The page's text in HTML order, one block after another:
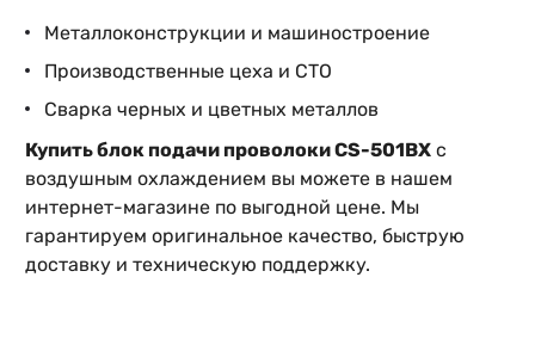
Металлоконструкции и машиностроение
Производственные цеха и СТО
Сварка черных и цветных металлов
Купить блок подачи проволоки CS-501BX с
воздушным охлаждением вы можете в нашем
интернет-магазине по выгодной цене. Мы
гарантируем оригинальное качество, быструю
доставку и техническую поддержку.